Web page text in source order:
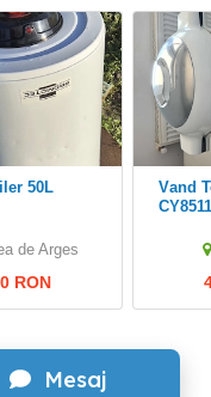
Mesaj
50L
de Arges
RON
Vand Tefal Cook4me+